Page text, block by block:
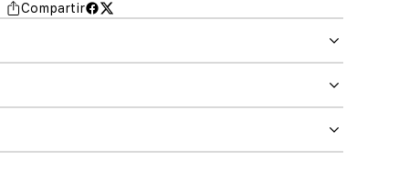
Compartir